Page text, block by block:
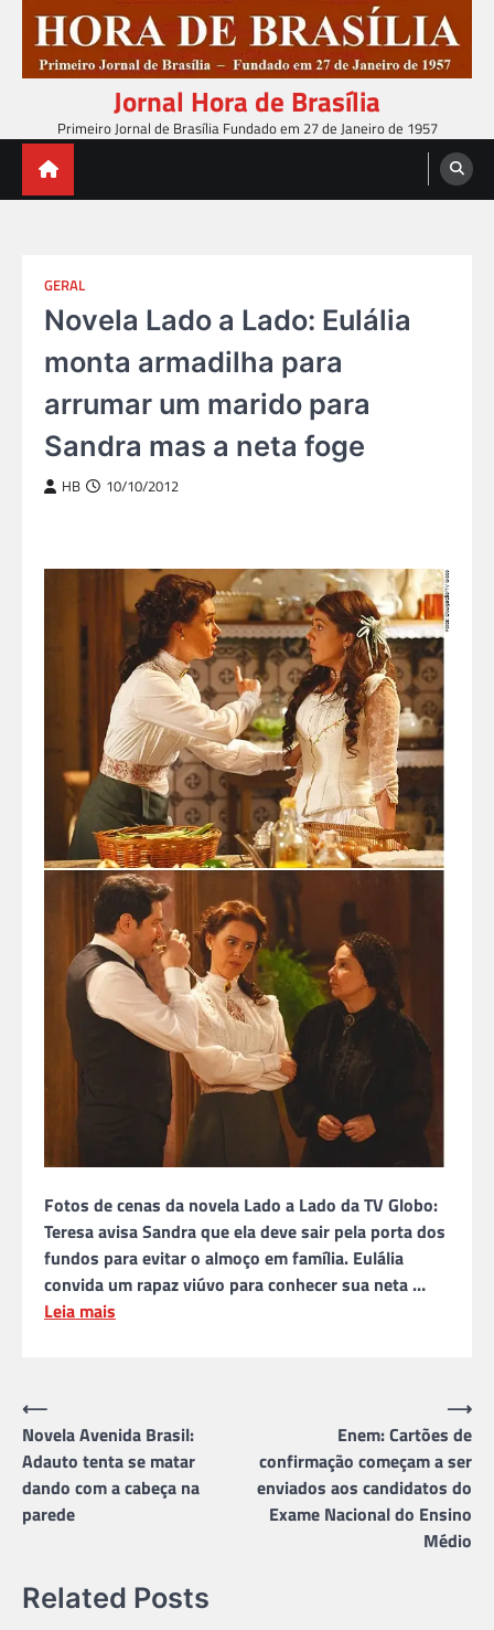
content
Jornal Hora de Brasília
Primeiro Jornal de Brasília Fundado em 27 de Janeiro de 1957
GERAL
Novela Lado a Lado: Eulália
monta armadilha para
arrumar um marido para
Sandra mas a neta foge
HB 10/10/2012
Fotos de cenas da novela Lado a Lado da TV Globo:
Teresa avisa Sandra que ela deve sair pela porta dos
fundos para evitar o almoço em família. Eulália
convida um rapaz viúvo para conhecer sua neta …
Leia mais
Navegação
de
Post
⟵
Novela Avenida Brasil:
Adauto tenta se matar
dando com a cabeça na
parede
Enem: Cartões de
confirmação começam a ser
enviados aos candidatos do
Exame Nacional do Ensino
Médio
⟶
Related Posts